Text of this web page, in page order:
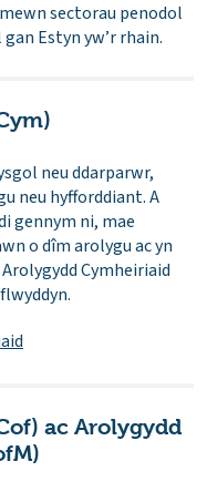
sectorau penodol
Estyn yw’r rhain.
neu ddarparwr,
neu hyfforddiant. A
gennym ni, mae
o dîm arolygu ac yn
Cymheiriaid
ac Arolygydd